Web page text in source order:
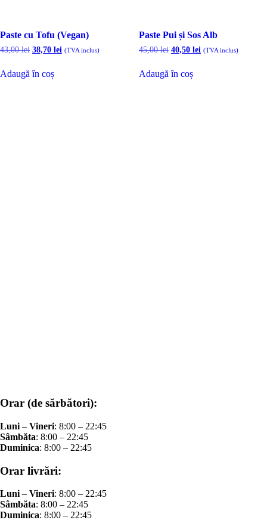
Paste cu Tofu (Vegan)
43,00lei Prețul
a
fost:
38,70 lei Prețul
(TVA inclus)
Adaugă în coș
Paste Pui și Sos Alb
45,00lei Prețul
a
fost:
40,50 leiPrețul
(TVA inclus)
Adaugă în coș
Orar (de sărbători):
Luni – Vineri: 8:00 – 22:45
Sâmbăta: 8:00 – 22:45
Duminica: 8:00 – 22:45
Orar livrări:
Luni – Vineri: 8:00 – 22:45
Sâmbăta: 8:00 – 22:45
Duminica: 8:00 – 22:45